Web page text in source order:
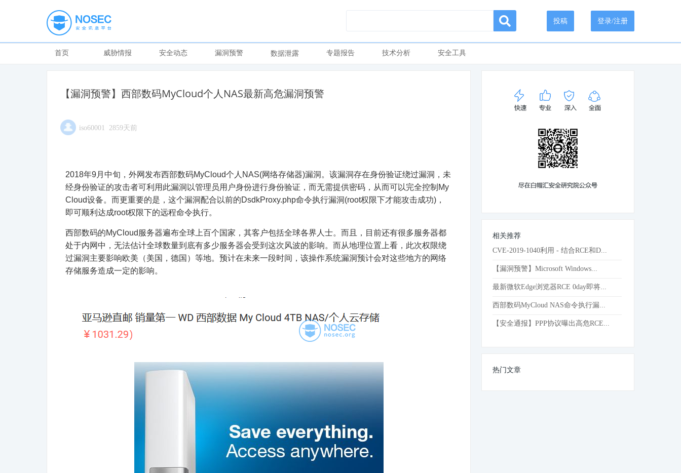
登录/注册
投稿
首页 威胁情报 安全动态 漏洞预警 数据泄露 专题报告 技术分析 安全工具
【漏洞预警】西部数码MyCloud个人NAS最新高危漏洞预警
iso60001 2859天前
2018年9月中旬，外网发布西部数码MyCloud个人NAS(网络存储器)漏洞。该漏洞存在身份验证绕过漏洞，未
经身份验证的攻击者可利用此漏洞以管理员用户身份进行身份验证，而无需提供密码，从而可以完全控制My
Cloud设备。而更重要的是，这个漏洞配合以前的DsdkProxy.php命令执行漏洞(root权限下才能攻击成功)，
即可顺利达成root权限下的远程命令执行。
西部数码的MyCloud服务器遍布全球上百个国家，其客户包括全球各界人士。而且，目前还有很多服务器都
处于内网中，无法估计全球数量到底有多少服务器会受到这次风波的影响。而从地理位置上看，此次权限绕
过漏洞主要影响欧美（美国，德国）等地。预计在未来一段时间，该操作系统漏洞预计会对这些地方的网络
存储服务造成一定的影响。
相关推荐
CVE-2019-1040利用 - 结合RCE和D...
【漏洞预警】Microsoft Windows...
最新微软Edge浏览器RCE 0day即将...
西部数码MyCloud NAS命令执行漏...
【安全通报】PPP协议曝出高危RCE...
热门文章